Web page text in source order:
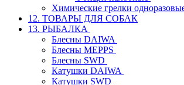
Химические грелки
12. ТОВАРЫ ДЛЯ СОБАК
13. РЫБАЛКА
Блесны DAIWA
Блесны MEPPS
Блесны SWD
Катушки DAIWA
Катушки SWD